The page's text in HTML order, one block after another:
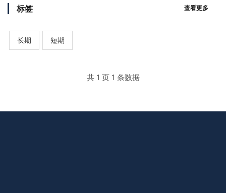
标签 查看更多
长期 短期
共 1 页 1 条数据